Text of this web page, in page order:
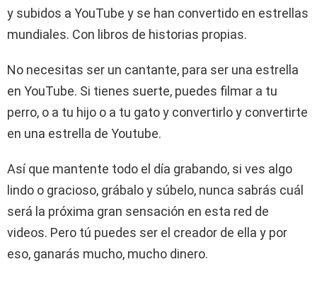
y subidos a YouTube y se han convertido en estrellas
mundiales. Con libros de historias propias.
No necesitas ser un cantante, para ser una estrella
en YouTube. Si tienes suerte, puedes filmar a tu
perro, o a tu hijo o a tu gato y convertirlo y convertirte
en una estrella de Youtube.
Así que mantente todo el día grabando, si ves algo
lindo o gracioso, grábalo y súbelo, nunca sabrás cuál
será la próxima gran sensación en esta red de
videos. Pero tú puedes ser el creador de ella y por
eso, ganarás mucho, mucho dinero.